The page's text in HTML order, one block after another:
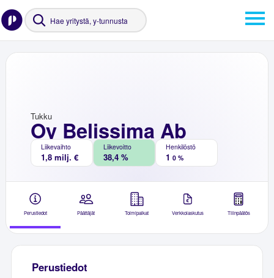
Oy Belissima Ab
Tukku
Liikevaihto
1,8 milj. €
Liikevoitto
38,4 %
Henkilöstö
1 0 %
Perustiedot Päättäjät Toimipaikat Verkkolaskutus Tilinpäätös
Perustiedot